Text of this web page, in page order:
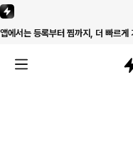
앱에서는 등록부터 찜까지, 더 빠르게